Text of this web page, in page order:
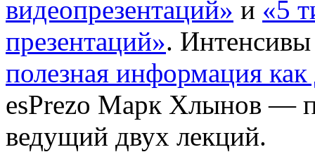
видеопрезентаций» и «5
презентаций».
полезная информация как
esPrezo Марк Хлынов —
ведущий двух лекций.